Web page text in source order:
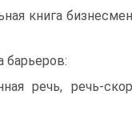
книга
барьеров:
речь, речь-